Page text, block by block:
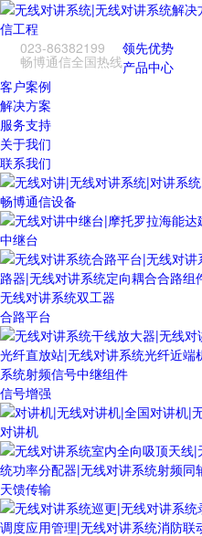
023-86382199
畅博通信全国热线
领先优势
产品中心
客户案例
解决方案
服务支持
关于我们
联系我们
畅博通信设备
中继台
合路平台
信号增强
对讲机
天馈传输